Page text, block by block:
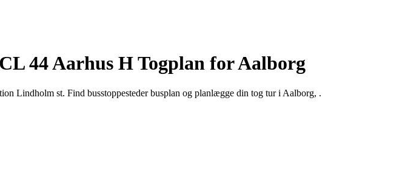
44 Aarhus HTogplan for Aalborg
Lindholm st. Find busstoppesteder busplan og planlægge din tog tur i Aalborg, .